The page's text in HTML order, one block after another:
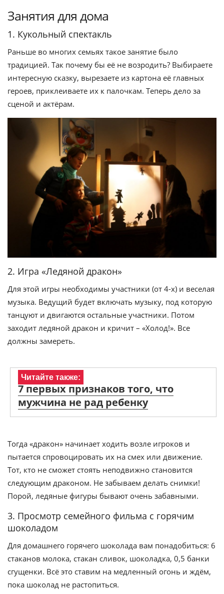
Занятия для дома
1. Кукольный спектакль
Раньше во многих семьях такое занятие было
традицией. Так почему бы её не возродить? Выбираете
интересную сказку, вырезаете из картона её главных
героев, приклеиваете их к палочкам. Теперь дело за
сценой и актёрам.
2. Игра «Ледяной дракон»
Для этой игры необходимы участники (от 4-х) и веселая
музыка. Ведущий будет включать музыку, под которую
танцуют и двигаются остальные участники. Потом
заходит ледяной дракон и кричит – «Холод!». Все
должны замереть.
Читайте также:
7 первых признаков того, что
мужчина не рад ребенку
Тогда «дракон» начинает ходить возле игроков и
пытается спровоцировать их на смех или движение.
Тот, кто не сможет стоять неподвижно становится
следующим драконом. Не забываем делать снимки!
Порой, ледяные фигуры бывают очень забавными.
3. Просмотр семейного фильма с горячим
шоколадом
Для домашнего горячего шоколада вам понадобиться: 6
стаканов молока, стакан сливок, шоколадка, 0,5 банки
сгущенки. Всё это ставим на медленный огонь и ждём,
пока шоколад не растопиться.